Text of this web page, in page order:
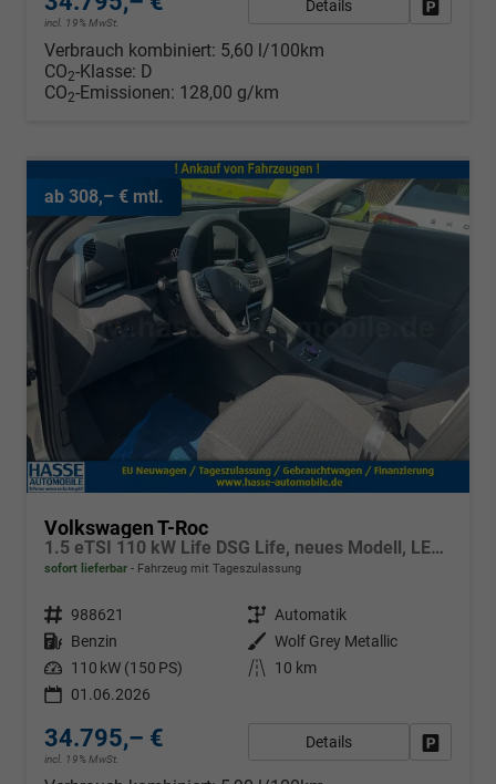
incl. 19% MwSt.
Details
Verbrauch kombiniert: 5,60 l/100km
CO2-Klasse: D
CO2-Emissionen: 128,00 g/km
ab 308,– € mtl.
Volkswagen T-Roc
1.5 eTSI 110 kW Life DSG Life, neues Modell, LED, Kamera, Side, Winter, 17-Zoll
sofort lieferbar Fahrzeug mit Tageszulassung
Fahrzeugnr. 988621 Getriebe Automatik
Kraftstoff Benzin Außenfarbe Wolf Grey Metallic
Leistung 110 kW (150 PS) Kilometerstand
10 km
01.06.2026
34.795,– €
incl. 19% MwSt.
Details